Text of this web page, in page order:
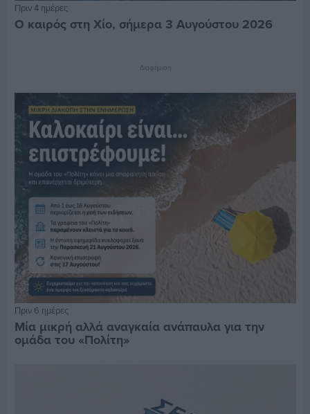
Πριν 4 ημέρες
Ο καιρός στη Χίο, σήμερα 3 Αυγούστου 2026
Διαφήμιση
Πριν 6 ημέρες
Μία μικρή αλλά αναγκαία ανάπαυλα για την
ομάδα του «Πολίτη»